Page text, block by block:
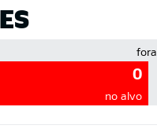
0
no alvo